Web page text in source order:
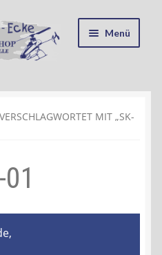
Menü
Umwelt
MIT „SK-